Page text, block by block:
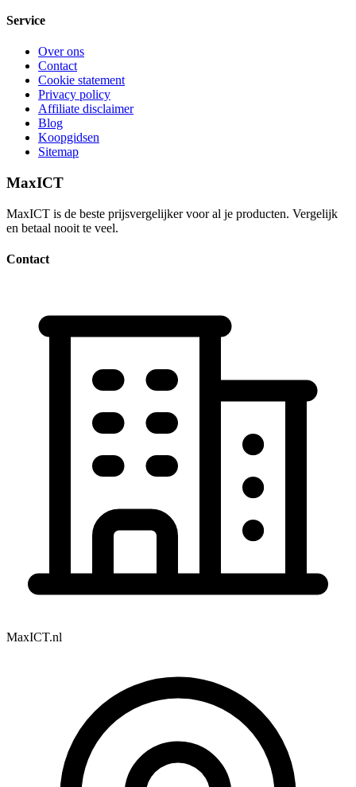
Service
Over ons
Contact
Cookie statement
Privacy policy
Affiliate disclaimer
Blog
Koopgidsen
Sitemap
MaxICT
MaxICT is de beste prijsvergelijker voor al je producten. Vergelijk
en betaal nooit te veel.
Contact
MaxICT.nl